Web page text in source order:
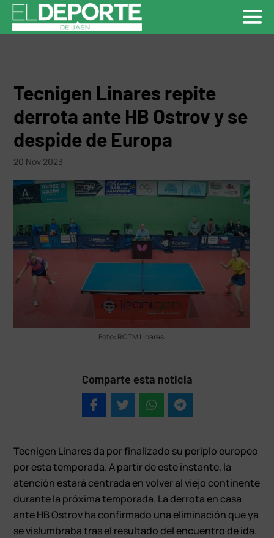
Tecnigen Linares repite
derrota ante HB Ostrov y se
despide de Europa
20 Nov 2023
Foto: RCTM Linares.
Comparte esta noticia
Tecnigen Linares da por finalizado su periplo europeo
por esta temporada. A partir de este instante, la
atención estará centrada en volver al viejo continente
durante la próxima temporada. La derrota en casa
ante HB Ostrov ha confirmado una eliminación que ya
se vislumbraba tras el resultado del encuentro de ida.